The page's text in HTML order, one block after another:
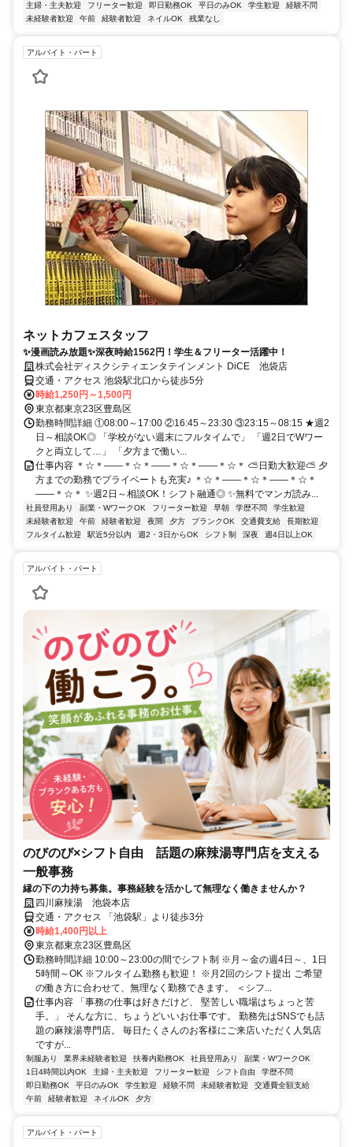
主婦・主夫歓迎
フリーター歓迎 即日勤務OK 平日のみOK 学生歓迎
経験不問
未経験者歓迎
午前 経験者歓迎 ネイルOK 残業なし
アルバイト・パート
ネットカフェスタッフ
✨漫画読み放題✨深夜時給1562円！学生＆フリーター活躍中！
株式会社ディスクシティエンタテインメント DiCE 池袋店
交通・アクセス 池袋駅北口から徒歩5分
時給1,250円～1,500円
東京都東京23区豊島区
勤務時間詳細 ①08:00～17:00 ②16:45～23:30 ③23:15～08:15 ★週2
日～相談OK◎ 「学校がない週末にフルタイムで」 「週2日でWワー
クと両立して…」 「夕方まで働い...
仕事内容 ＊☆＊――＊☆＊――＊☆＊――＊☆＊ ⛅日勤大歓迎⛅ 夕
方までの勤務でプライベートも充実♪ ＊☆＊――＊☆＊――＊☆＊
――＊☆＊ ✨週2日～相談OK！シフト融通◎ ✨無料でマンガ読み...
社員登用あり 副業・WワークOK フリーター歓迎 早朝 学歴不問
学生歓迎
未経験者歓迎
午前 経験者歓迎 夜間 夕方 ブランクOK 交通費支給
長期歓迎
フルタイム歓迎
駅近5分以内 週2・3日からOK シフト制 深夜 週4日以上OK
アルバイト・パート
のびのび×シフト自由 話題の麻辣湯専門店を支える
一般事務
縁の下の力持ち募集。事務経験を活かして無理なく働きませんか？
四川麻辣湯 池袋本店
交通・アクセス 「池袋駅」より徒歩3分
時給1,400円以上
東京都東京23区豊島区
勤務時間詳細 10:00～23:00の間でシフト制 ※月～金の週4日～、1日
5時間～OK ※フルタイム勤務も歓迎！ ※月2回のシフト提出 ご希望
の働き方に合わせて、無理なく勤務できます。 ＜シフ...
仕事内容 「事務の仕事は好きだけど、 堅苦しい職場はちょっと苦
手。」 そんな方に、ちょうどいいお仕事です。 勤務先はSNSでも話
題の麻辣湯専門店。 毎日たくさんのお客様にご来店いただく人気店
ですが...
制服あり 業界未経験者歓迎 扶養内勤務OK 社員登用あり
副業・WワークOK
1日4時間以内OK
主婦・主夫歓迎 フリーター歓迎 シフト自由
学歴不問
即日勤務OK
平日のみOK 学生歓迎 経験不問 未経験者歓迎
交通費全額支給
午前
経験者歓迎 ネイルOK 夕方
アルバイト・パート